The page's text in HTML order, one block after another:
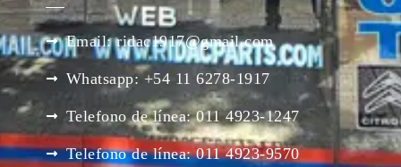
Email: ridac1917@gmail.com
Whatsapp: +54 11 6278-1917
Telefono de línea: 011 4923-1247
Telefono de línea: 011 4923-9570